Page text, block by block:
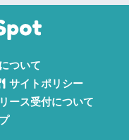
ついて
サイトポリシー
ース受付について